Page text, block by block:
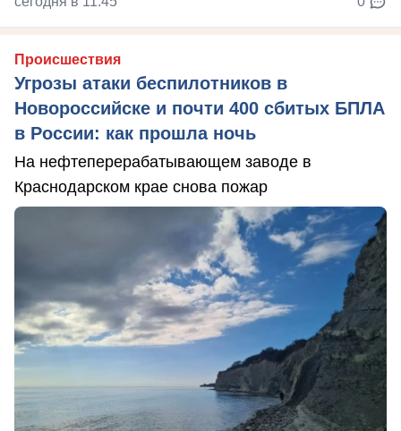
Происшествия
Угрозы атаки беспилотников в
Новороссийске и почти 400 сбитых БПЛА
в России: как прошла ночь
На нефтеперерабатывающем заводе в
Краснодарском крае снова пожар